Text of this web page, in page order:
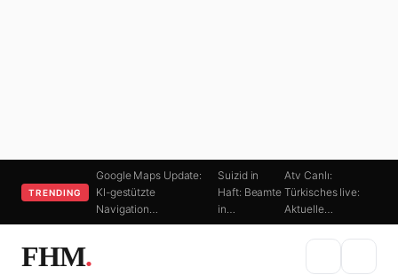
TRENDING
Google Maps Update:
KI-gestützte
Navigation…
Suizid in
Haft: Beamte
in…
Atv Canlı:
Türkisches live:
Aktuelle…
FHM.